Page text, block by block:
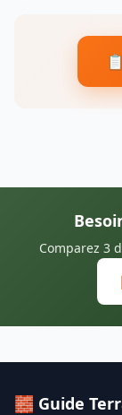
Comparez 3
🧱 Guide